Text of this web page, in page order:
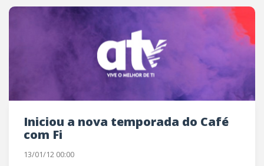
Iniciou a nova temporada do Café
com Fi
13/01/12 00:00